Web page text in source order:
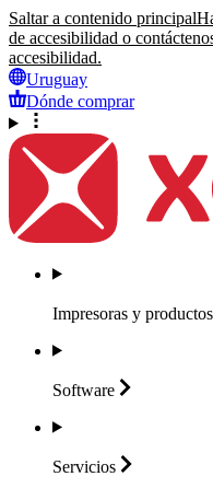
Saltar a contenido principal
de accesibilidad o
accesibilidad.
Uruguay
Dónde comprar
Impresoras y productos
Software
Servicios